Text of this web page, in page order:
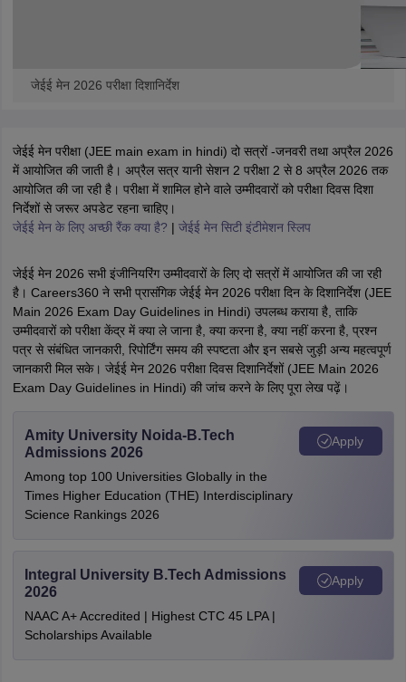
जेईई मेन 2026 परीक्षा दिशानिर्देश
जेईई मेन परीक्षा (JEE main exam in hindi) दो सत्रों -जनवरी तथा अप्रैल 2026
में आयोजित की जाती है। अप्रैल सत्र यानी सेशन 2 परीक्षा 2 से 8 अप्रैल 2026 तक
आयोजित की जा रही है। परीक्षा में शामिल होने वाले उम्मीदवारों को परीक्षा दिवस दिशा
निर्देशों से जरूर अपडेट रहना चाहिए।
जेईई मेन के लिए अच्छी रैंक क्या है? | जेईई मेन सिटी इंटीमेशन स्लिप
जेईई मेन 2026 सभी इंजीनियरिंग उम्मीदवारों के लिए दो सत्रों में आयोजित की जा रही
है। Careers360 ने सभी प्रासंगिक जेईई मेन 2026 परीक्षा दिन के दिशानिर्देश (JEE
Main 2026 Exam Day Guidelines in Hindi) उपलब्ध कराया है, ताकि
उम्मीदवारों को परीक्षा केंद्र में क्या ले जाना है, क्या करना है, क्या नहीं करना है, प्रश्न
पत्र से संबंधित जानकारी, रिपोर्टिंग समय की स्पष्टता और इन सबसे जुड़ी अन्य महत्वपूर्ण
जानकारी मिल सके। जेईई मेन 2026 परीक्षा दिवस दिशानिर्देशों (JEE Main 2026
Exam Day Guidelines in Hindi) की जांच करने के लिए पूरा लेख पढ़ें।
Amity University Noida-B.Tech
Admissions 2026
Among top 100 Universities Globally in the
Times Higher Education (THE) Interdisciplinary
Science Rankings 2026
Apply
Integral University B.Tech Admissions
2026
NAAC A+ Accredited | Highest CTC 45 LPA |
Scholarships Available
Apply